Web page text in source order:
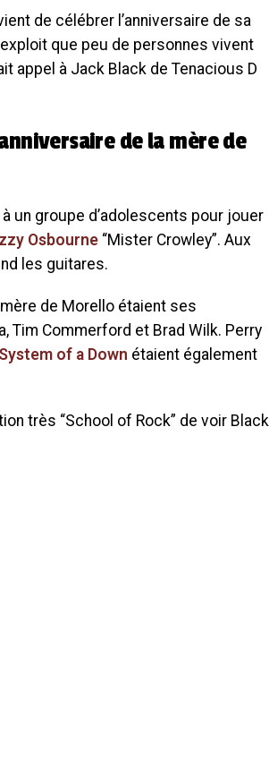
de célébrer l’anniversaire de sa
que peu de personnes vivent
appel à Jack Black de Tenacious D
de la mère de
un groupe d’adolescents pour jouer
Osbourne “Mister Crowley”. Aux
les guitares.
de Morello étaient ses
Tim Commerford et Brad Wilk. Perry
System of a Down étaient également
très “School of Rock” de voir Black